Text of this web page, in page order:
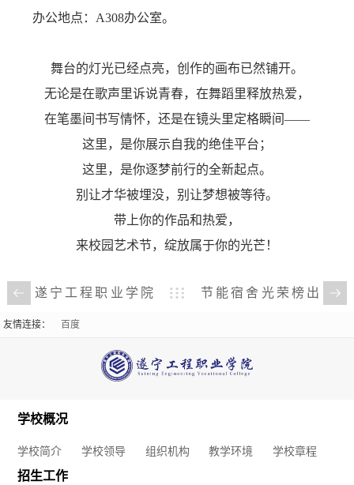
务
学
院
运
动
健
学
办公地点：A308办公室。
舞台的灯光已经点亮，创作的画布已然铺开。
无论是在歌声里诉说青春，在舞蹈里释放热爱，
在笔墨间书写情怀，还是在镜头里定格瞬间——
这里，是你展示自我的绝佳平台；
这里，是你逐梦前行的全新起点。
别让才华被埋没，别让梦想被等待。
带上你的作品和热爱，
来校园艺术节，绽放属于你的光芒！
遂宁工程职业学院
2026年教师招聘公告
节能宿舍光荣榜出
宿舍吗？
友情连接： 百度
学校概况
学校简介 学校领导 组织机构 教学环境 学校章程
招生工作